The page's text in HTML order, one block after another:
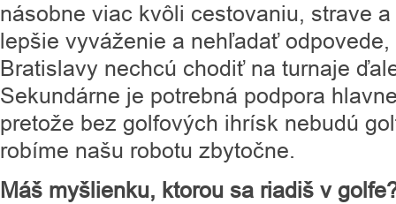
násobne viac kvôli cestovaniu, strave
lepšie vyváženie a nehľadať
Bratislavy nechcú chodiť na turnaje
Sekundárne je potrebná podpora
pretože bez golfových ihrísk nebudú
robíme našu robotu zbytočne.
Máš myšlienku, ktorou sa riadiš v